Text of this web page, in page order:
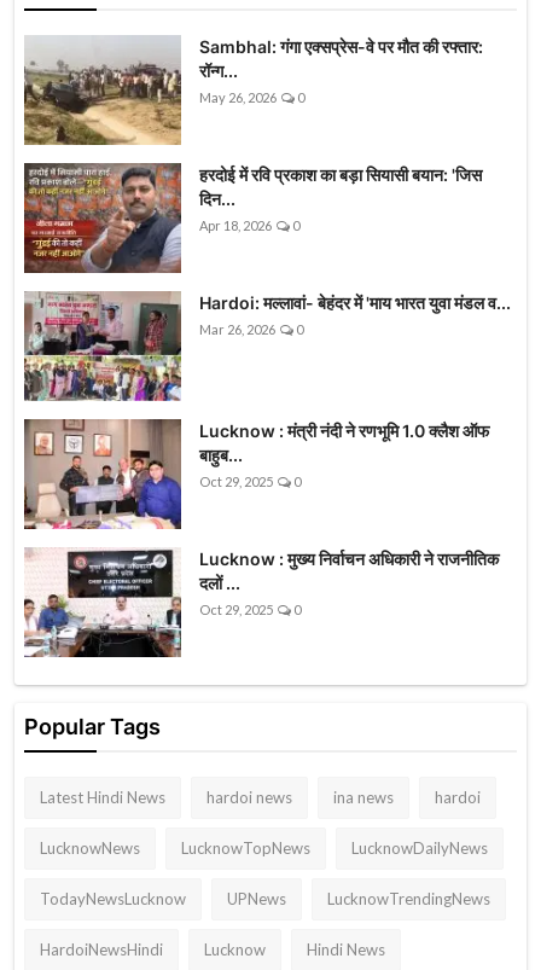
Sambhal: गंगा एक्सप्रेस-वे पर मौत की रफ्तार:
रॉन्ग...
May 26, 2026 0
हरदोई में रवि प्रकाश का बड़ा सियासी बयान: 'जिस
दिन...
Apr 18, 2026 0
Hardoi: मल्लावां- बेहंदर में 'माय भारत युवा मंडल व...
Mar 26, 2026 0
Lucknow : मंत्री नंदी ने रणभूमि 1.0 क्लैश ऑफ
बाहुब...
Oct 29, 2025 0
Lucknow : मुख्य निर्वाचन अधिकारी ने राजनीतिक
दलों ...
Oct 29, 2025 0
Popular Tags
Latest Hindi News hardoi news ina news hardoi
LucknowNews LucknowTopNews LucknowDailyNews
TodayNewsLucknow UPNews LucknowTrendingNews
HardoiNewsHindi Lucknow Hindi News